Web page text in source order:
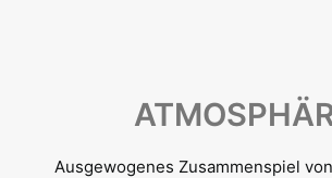
Ausgewogenes Zusammenspiel